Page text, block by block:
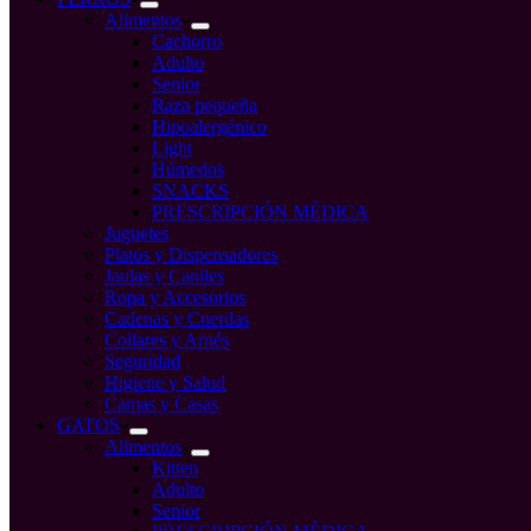
Alimentos
Cachorro
Adulto
Senior
Raza pequeña
Hipoalergénico
Light
Húmedos
SNACKS
PRESCRIPCIÓN MÉDICA
Juguetes
Platos y Dispensadores
Jaulas y Caniles
Ropa y Accesorios
Cadenas y Cuerdas
Collares y Arnés
Seguridad
Higiene y Salud
Camas y Casas
GATOS
Alimentos
Kitten
Adulto
Senior